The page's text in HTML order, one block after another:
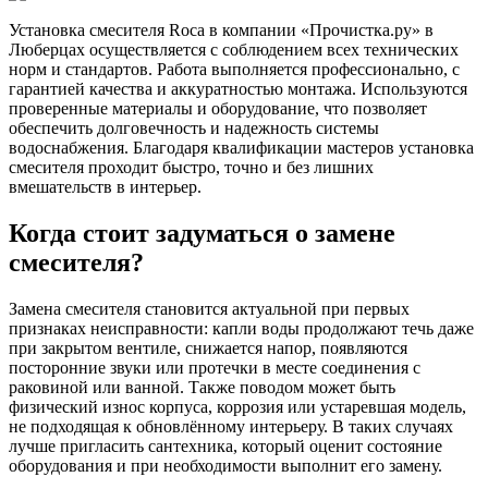
Установка смесителя Roca в компании «Прочистка.ру» в
Люберцах осуществляется с соблюдением всех технических
норм и стандартов. Работа выполняется профессионально, с
гарантией качества и аккуратностью монтажа. Используются
проверенные материалы и оборудование, что позволяет
обеспечить долговечность и надежность системы
водоснабжения. Благодаря квалификации мастеров установка
смесителя проходит быстро, точно и без лишних
вмешательств в интерьер.
Когда стоит задуматься о замене
смесителя?
Замена смесителя становится актуальной при первых
признаках неисправности: капли воды продолжают течь даже
при закрытом вентиле, снижается напор, появляются
посторонние звуки или протечки в месте соединения с
раковиной или ванной. Также поводом может быть
физический износ корпуса, коррозия или устаревшая модель,
не подходящая к обновлённому интерьеру. В таких случаях
лучше пригласить сантехника, который оценит состояние
оборудования и при необходимости выполнит его замену.